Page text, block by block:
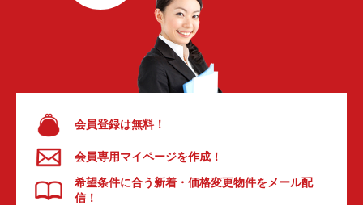
会員登録は無料！
会員専用マイページを作成！
希望条件に合う新着・価格変更物件をメール配
信！